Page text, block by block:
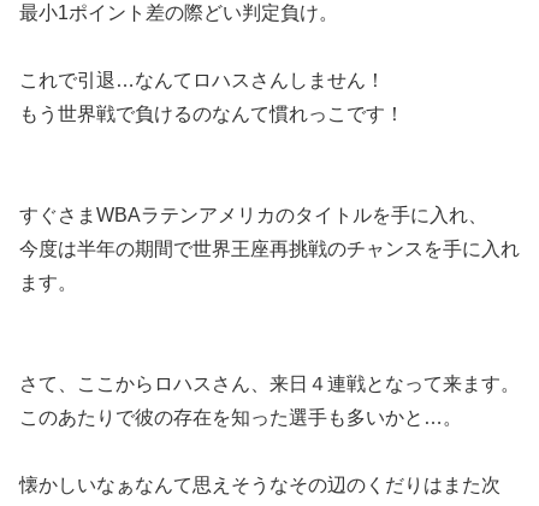
最小1ポイント差の際どい判定負け。
これで引退…なんてロハスさんしません！
もう世界戦で負けるのなんて慣れっこです！
すぐさまWBAラテンアメリカのタイトルを手に入れ、
今度は半年の期間で世界王座再挑戦のチャンスを手に入れ
ます。
さて、ここからロハスさん、来日４連戦となって来ます。
このあたりで彼の存在を知った選手も多いかと…。
懐かしいなぁなんて思えそうなその辺のくだりはまた次